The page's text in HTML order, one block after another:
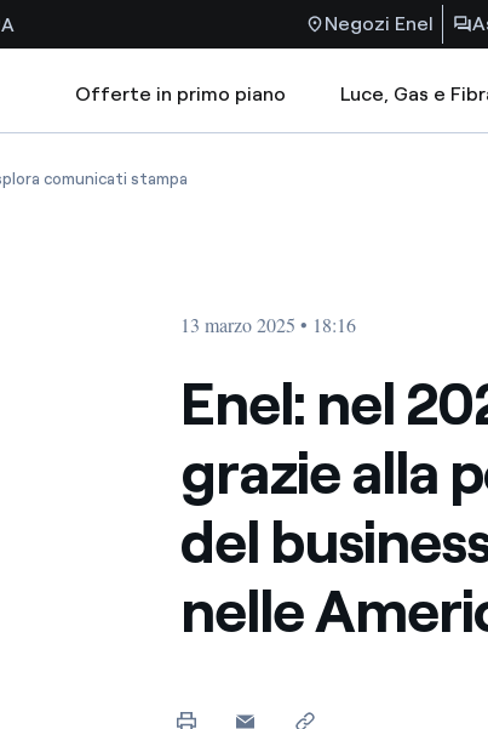
Negozi Enel
Offerte in primo piano Luce, Gas e
comunicati stampa
13 marzo 2025 • 18:16
Enel: nel
grazie alla
del
nelle